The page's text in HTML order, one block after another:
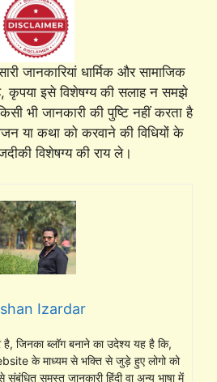
जानकारियां धार्मिक और सामाजिक
कृपया इसे विशेषग्य की सलाह न समझे
भी जानकारी की पुष्टि नहीं करता है
या कथा को करवाने की विधियों के
विशेषग्य की राय ले।
Izardar
है, जिनका ब्लॉग बनाने का उदेश्य यह है कि,
के माध्यम से भक्ति से जुड़े हुए लोगो को
समस्त जानकारी हिंदी वा अन्य भाषा में